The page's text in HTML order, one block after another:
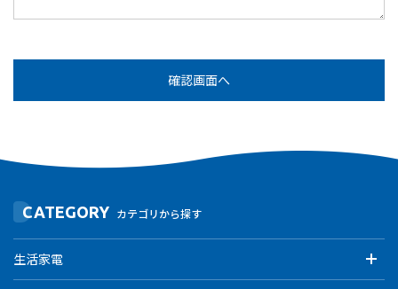
CATEGORY カテゴリから探す
生活家電